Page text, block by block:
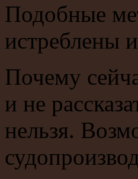
Подобные
истреблены
Почему
и не
нельзя.